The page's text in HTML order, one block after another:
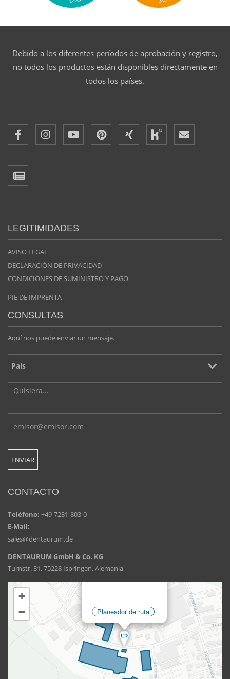
Debido a los diferentes períodos de aprobación y registro,
no todos los productos están disponibles directamente en
todos los países.
LEGITIMIDADES
AVISO LEGAL
DECLARACIÓN DE PRIVACIDAD
CONDICIONES DE SUMINISTRO Y PAGO
PIE DE IMPRENTA
CONSULTAS
Aquí nos puede enviar un mensaje.
CONTACTO
Teléfono: +49-7231-803-0
E-Mail:
sales@dentaurum.de
DENTAURUM GmbH & Co. KG
Turnstr. 31, 75228 Ispringen, Alemania